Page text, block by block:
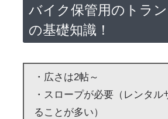
バイク保管用のトラ
の基礎知識！
・広さは2帖～
・スロープが必要（レンタル
ることが多い）